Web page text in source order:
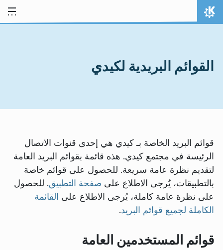
تخط المحتوى
الصفحة الرئيسة
القوائم البريدية لكيدي
قوائم البريد الخاصة بـ كيدي هي إحدى قنوات الاتصال
الرئيسة في مجتمع كيدي. هذه قائمة بقوائم البريد العامة
لتقديم نظرة عامة سريعة. للحصول على قوائم خاصة
بالتطبيقات، يُرجى الاطلاع على صفحة التطبيق. للحصول
على نظرة عامة كاملة، يُرجى الاطلاع على القائمة
الكاملة لجميع قوائم البريد.
قوائم المستخدمين العامة